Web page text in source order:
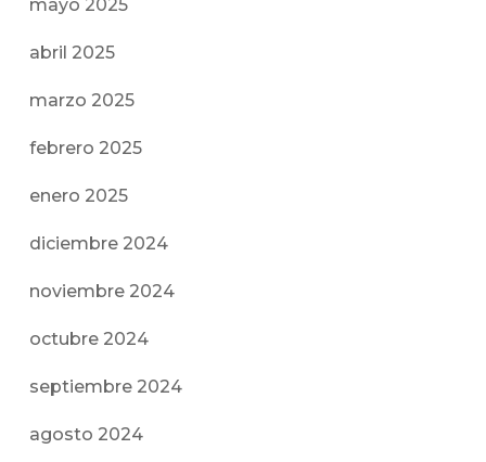
mayo 2025
abril 2025
marzo 2025
febrero 2025
enero 2025
diciembre 2024
noviembre 2024
octubre 2024
septiembre 2024
agosto 2024